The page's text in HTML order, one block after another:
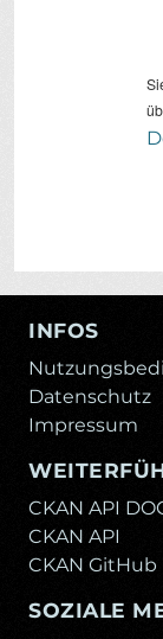
INFOS
Datenschutz
Impressum
CKAN API
CKAN API
CKAN GitHub
SOZIALE